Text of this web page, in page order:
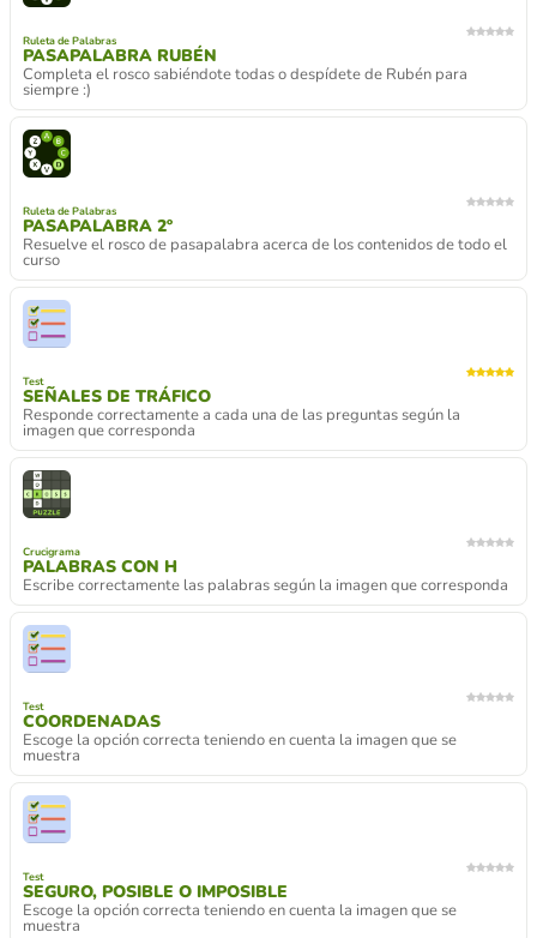
Ruleta de Palabras
PASAPALABRA RUBÉN
Completa el rosco sabiéndote todas o despídete de Rubén para
siempre :)
Ruleta de Palabras
PASAPALABRA 2º
Resuelve el rosco de pasapalabra acerca de los contenidos de todo el
curso
Test
SEÑALES DE TRÁFICO
Responde correctamente a cada una de las preguntas según la
imagen que corresponda
Crucigrama
PALABRAS CON H
Escribe correctamente las palabras según la imagen que corresponda
Test
COORDENADAS
Escoge la opción correcta teniendo en cuenta la imagen que se
muestra
Test
SEGURO, POSIBLE O IMPOSIBLE
Escoge la opción correcta teniendo en cuenta la imagen que se
muestra